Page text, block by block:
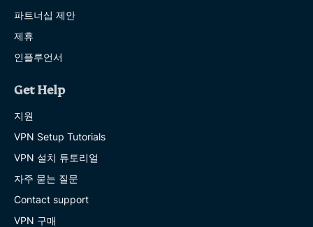
파트너십 제안
제휴
인플루언서
Get Help
지원
VPN Setup Tutorials
VPN 설치 튜토리얼
자주 묻는 질문
Contact support
VPN 구매